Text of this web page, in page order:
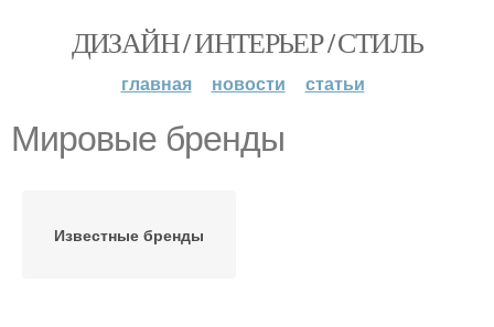
ДИЗАЙН / ИНТЕРЬЕР / СТИЛЬ
главная новости статьи
Мировые бренды
Известные бренды